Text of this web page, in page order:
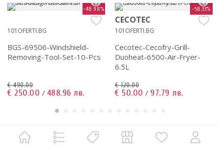
-48.98%
101OFERTI.BG
BGS-69506-Windshield-
Removing-Tool-Set-10-Pcs
€ 490.00
€ 250.00 / 488.96 лв.
-58.33%
CECOTEC
101OFERTI.BG
Cecotec-Cecofry-Grill-
Duoheat-6500-Air-Fryer-
6.5L
€ 120.00
€ 50.00 / 97.79 лв.